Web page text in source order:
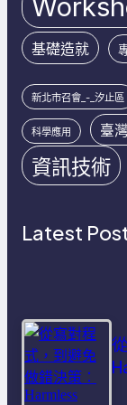
基礎造就
新北市召會_-_汐止區
科學應用 臺
資訊技術
Latest